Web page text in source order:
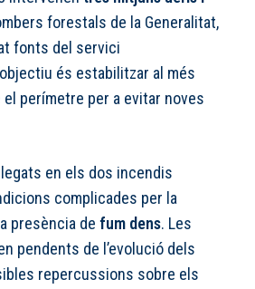
forestals de la Generalitat,
fonts del servici
és estabilitzar al més
perímetre per a evitar noves
en els dos incendis
complicades per la
presència de fum dens. Les
pendents de l’evolució dels
repercussions sobre els